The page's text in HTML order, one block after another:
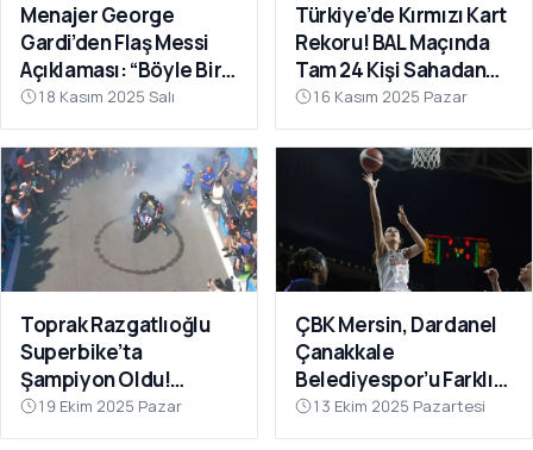
Menajer George
Gardi’den Flaş Messi
Açıklaması: “Böyle Bir
Fırsat Olursa,
Galatasaray İçin
Faydalı Olabilir”
18 Kasım 2025 Salı
Türkiye’de Kırmızı Kart
Rekoru! BAL Maçında
Tam 24 Kişi Sahadan
Atıldı
16 Kasım 2025 Pazar
Toprak Razgatlıoğlu
Superbike’ta
Şampiyon Oldu!
Rakibinin Skandal
Hamlesi Tepki Çekti
19 Ekim 2025 Pazar
ÇBK Mersin, Dardanel
Çanakkale
Belediyespor’u Farklı
Geçti: 112-78
13 Ekim 2025 Pazartesi